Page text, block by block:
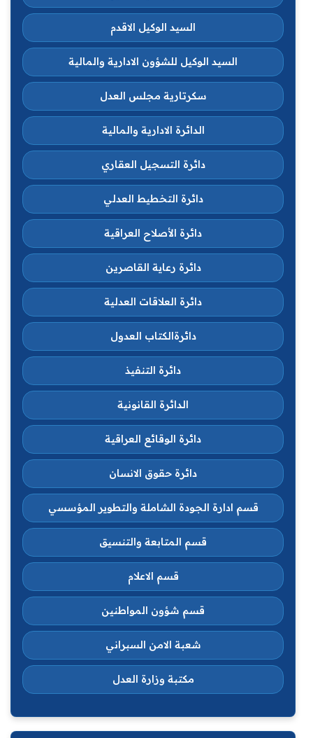
السيد الوكيل الاقدم
السيد الوكيل للشؤون الادارية والمالية
سكرتارية مجلس العدل
الدائرة الادارية والمالية
دائرة التسجيل العقاري
دائرة التخطيط العدلي
دائرة الأصلاح العراقية
دائرة رعاية القاصرين
دائرة العلاقات العدلية
دائرةالكتاب العدول
دائرة التنفيذ
الدائرة القانونية
دائرة الوقائع العراقية
دائرة حقوق الانسان
قسم ادارة الجودة الشاملة والتطوير المؤسسي
قسم المتابعة والتنسيق
قسم الاعلام
قسم شؤون المواطنين
شعبة الامن السبراني
مكتبة وزارة العدل